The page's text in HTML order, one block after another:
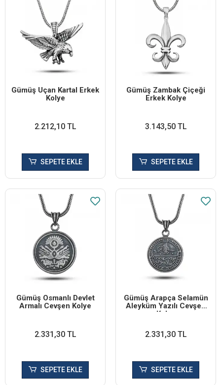
Gümüş Uçan Kartal Erkek
Kolye
2.212,10 TL
SEPETE EKLE
Gümüş Zambak Çiçeği
Erkek Kolye
3.143,50 TL
SEPETE EKLE
Gümüş Osmanlı Devlet
Armalı Cevşen Kolye
2.331,30 TL
SEPETE EKLE
Gümüş Arapça Selamün
Aleyküm Yazılı Cevşen
Kolye
2.331,30 TL
SEPETE EKLE